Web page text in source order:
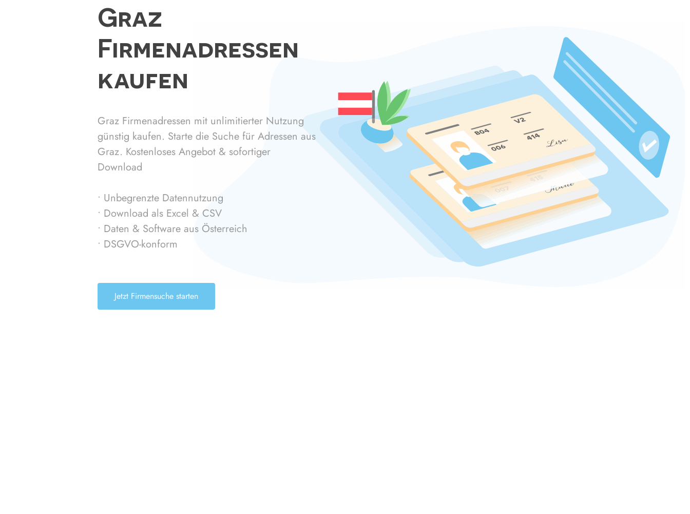
Graz
Firmenadressen
kaufen
Graz Firmenadressen mit unlimitierter Nutzung
günstig kaufen. Starte die Suche für Adressen aus
Graz. Kostenloses Angebot & sofortiger
Download
• Unbegrenzte Datennutzung
• Download als Excel & CSV
• Daten & Software aus Österreich
• DSGVO-konform
Jetzt Firmensuche starten